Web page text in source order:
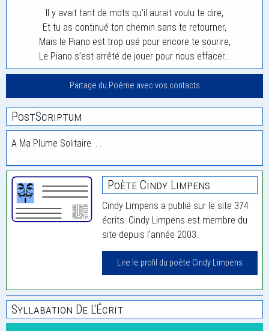
Il y avait tant de mots qu’il aurait voulu te dire,
Et tu as continué ton chemin sans te retourner,
Mais le Piano est trop usé pour encore te sourire,
Le Piano s’est arrêté de jouer pour nous effacer…
Partage du Poème avec vos contacts
PostScriptum
A Ma Plume Solitaire. . .
Poète Cindy Limpens
Cindy Limpens a publié sur le site 374
écrits. Cindy Limpens est membre du
site depuis l'année 2003.
Lire le profil du poète Cindy Limpens
Syllabation De L'Écrit